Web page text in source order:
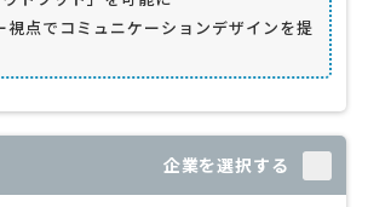
視点でコミュニケーションデザインを提
企業を選択する